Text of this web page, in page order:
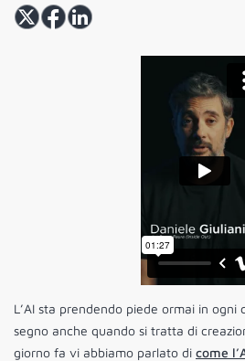
L’AI sta prendendo piede ormai in ogni
segno anche quando si tratta di
giorno fa vi abbiamo parlato di come